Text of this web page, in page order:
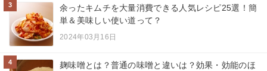
3
余ったキムチを大量消費できる人気レシピ25選！簡
単＆美味しい使い道って？
2024年03月16日
4
麹味噌とは？普通の味噌と違いは？効果・効能のほ